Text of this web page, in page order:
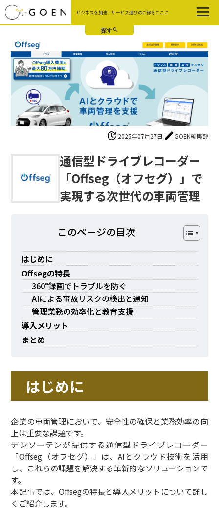
Skip
to
the
content
ビジネスを加速！サービス選びのご縁をここに
update 2025年07月27日 editGOEN編集部
通信型ドライブレコーダー
「Offseg（オフセグ）」で
実現する次世代の車両管理
このページの⽬次
はじめに
Offsegの特長
360°録画でトラブルを防ぐ
AIによる事故リスクの検出と通知
管理業務の効率化と教育支援
導入メリット
まとめ
はじめに
企業の車両管理において、安全性の確保と業務効率の向
上は重要な課題です。
デンソーテンが提供する通信型ドライブレコーダー
「Offseg（オフセグ）」は、AIとクラウド技術を活用
し、これらの課題を解決する革新的なソリューションで
す。
本記事では、Offsegの特長と導入メリットについて詳し
くご紹介します。